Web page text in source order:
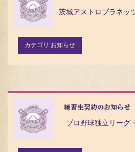
カテゴリ:お知らせ
練習生契約のお知らせ